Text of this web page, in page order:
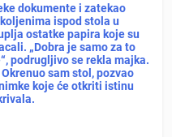
dokumente i zatekao
ispod stola u
ostatke papira koje su
„Dobra je samo za to
podrugljivo se rekla majka.
sam stol, pozvao
koje će otkriti istinu